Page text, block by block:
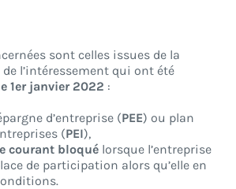
sont celles issues de la
l’intéressement qui ont été
1er janvier 2022 :
d’entreprise (PEE) ou plan
(PEI),
courant bloqué lorsque l’entreprise
de participation alors qu’elle en